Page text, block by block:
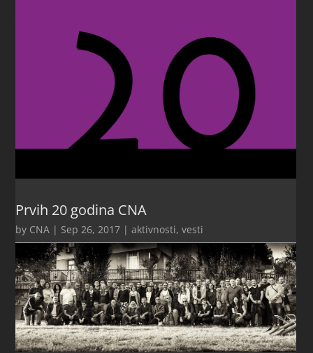
Prvih 20 godina CNA
by CNA | Sep 26, 2017 |aktivnosti,vesti